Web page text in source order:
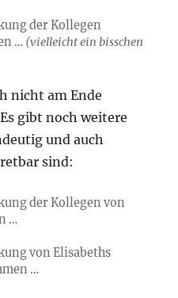
der Kollegen
… (vielleicht ein bisschen
nicht am Ende
gibt noch weitere
und auch
sind:
der Kollegen von
…
von Elisabeths
…